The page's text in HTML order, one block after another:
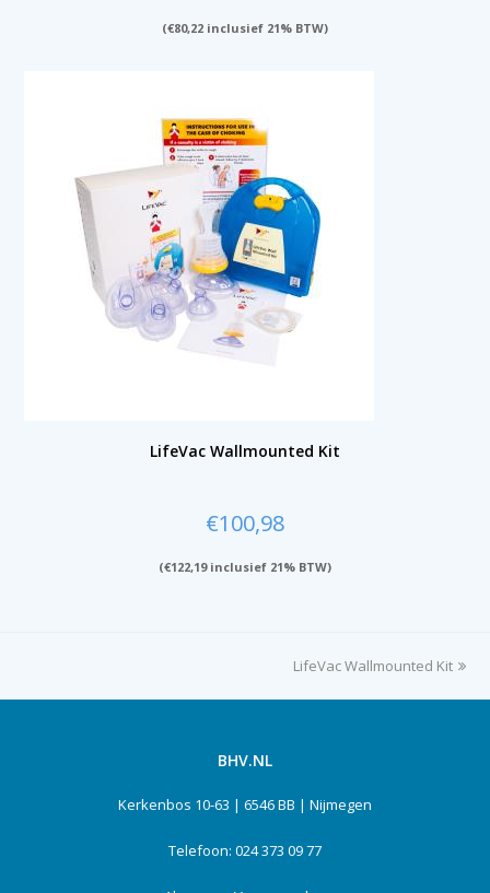
(€80,22 inclusief 21% BTW)
LifeVac Wallmounted Kit
€100,98
(€122,19inclusief 21% BTW)
next
LifeVac Wallmounted Kit
BHV.NL
Kerkenbos 10-63 | 6546 BB | Nijmegen
Telefoon: 024 373 09 77